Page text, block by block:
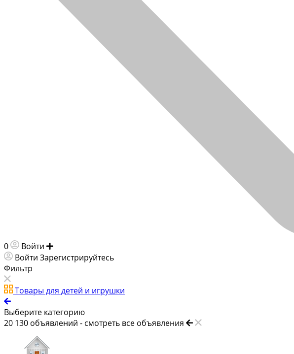
0 Войти
Войти Зарегистрируйтесь
Фильтр
Товары для детей и игрушки
Выберите категорию
20 130 объявлений - смотреть все объявления